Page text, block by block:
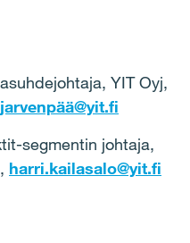
YIT Oyj,
segmentin johtaja,
harri.kailasalo@yit.fi